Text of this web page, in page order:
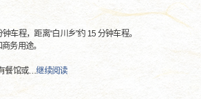
车程，距离“白川乡”约 15 分钟车程。
务用途。
餐馆或…继续阅读